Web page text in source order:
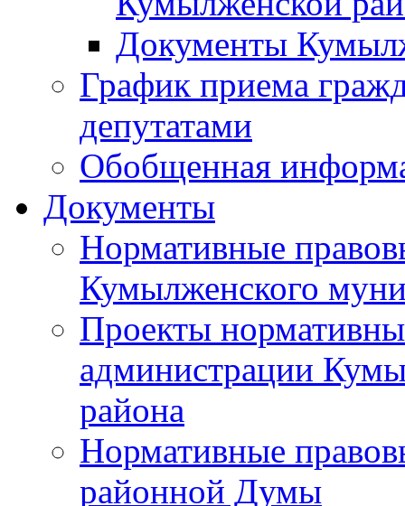
Документы
График приема
депутатами
Обобщенная
Документы
Нормативные
Кумылженского
Проекты
администрации
района
Нормативные
районной Думы